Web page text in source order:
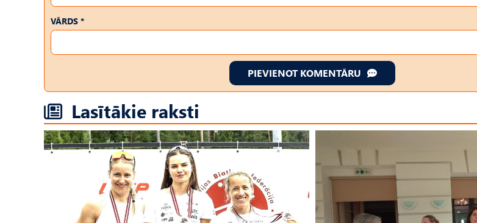
VĀRDS *
PIEVIENOT KOMENTĀRU
Lasītākie raksti